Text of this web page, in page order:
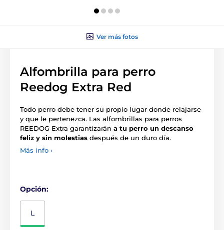
Ver más fotos
Alfombrilla para perro
Reedog Extra Red
Todo perro debe tener su propio lugar donde relajarse
y que le pertenezca. Las alfombrillas para perros
REEDOG Extra garantizarán a tu perro un descanso
feliz y sin molestias después de un duro día.
Más info ›
Opción:
L